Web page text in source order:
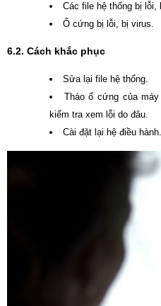
Các file hệ thống bị lỗi,
Ổ cứng bị lỗi, bị virus.
6.2. Cách khắc phục
Sửa lại file hệ thống.
Tháo ổ cứng của
kiểm tra xem lỗi do đâu.
Cài đặt lại hệ điều hành.